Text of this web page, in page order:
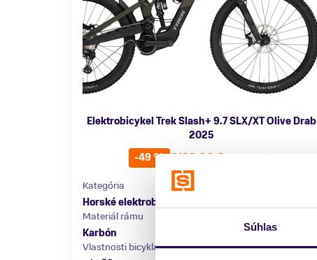
Súhlas
Elektrobicykel Trek Slash+ 9.7 SLX/XT Olive Drab
2025
-49 % 4199,00 €
Kategória
Horské elektrobicykle
Materiál rámu
Karbón
Vlastnosti bicykla
Nosnosť